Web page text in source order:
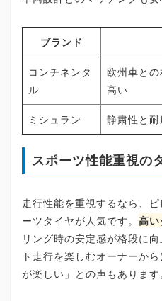
ブランド
コンチネンタ
ル
欧州車と
高い
ミシュラン 静粛性と
スポーツ性能重視の
走行性能を重視するなら、
ーツタイヤが人気です。 高
リング時の安定感が格段に
ト走行を楽しむオーナーか
が楽しい」との声もあります